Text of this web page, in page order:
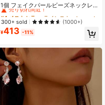
1個 フェイクパールビーズネックレ
ス、フェイクパールショート編み込
みネックレス、記念日ギフト フェイ
クパールネックレス、鎖骨チェー
ン、ブライズメイドギフト、ウェデ
売り切れ間近！
#4 ベストセラー
売り切れ間近！
#4 ベストセラー
売り切れ間近！
#4 ベストセラー
ラインストーン ファッションジュエリー
300+ sold (1000+)
¥413 -11%